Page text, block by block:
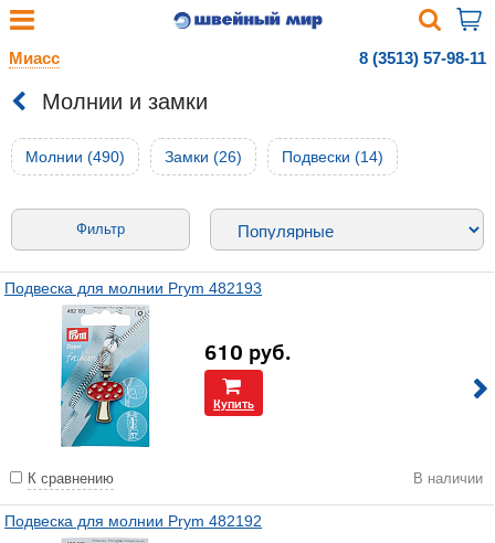
Миасс 8 (3513) 57-98-11
Молнии и замки
Молнии (490) Замки (26) Подвески (14)
Фильтр
Подвеска для молнии Prym 482193
610 руб.
Купить
К сравнению В наличии
Подвеска для молнии Prym 482192